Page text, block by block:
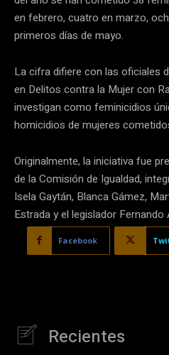
en febrero, cuatro en marzo,
primeros días de mayo.
La cifra difiere con las oficiales
en Delitos contra la Mujer con
investigan como feminicidios
homicidios de mujeres
Originalmente, la iniciativa fue
de la Comisión de Igualdad,
Isela Gaytán, Blanca Gámez,
Estrada y el legislador Fernando
Facebook
Recientes